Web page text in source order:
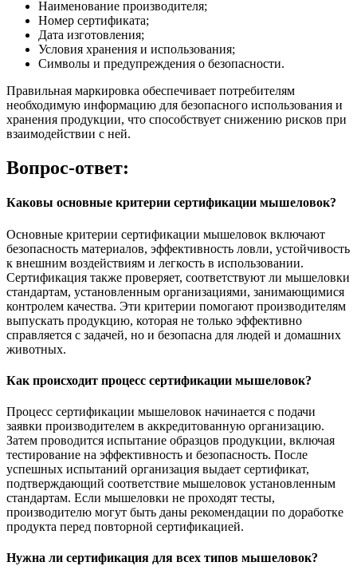
Наименование производителя;
Номер сертификата;
Дата изготовления;
Условия хранения и использования;
Символы и предупреждения о безопасности.
Правильная маркировка обеспечивает потребителям
необходимую информацию для безопасного использования и
хранения продукции, что способствует снижению рисков при
взаимодействии с ней.
Вопрос-ответ:
Каковы основные критерии сертификации мышеловок?
Основные критерии сертификации мышеловок включают
безопасность материалов, эффективность ловли, устойчивость
к внешним воздействиям и легкость в использовании.
Сертификация также проверяет, соответствуют ли мышеловки
стандартам, установленным организациями, занимающимися
контролем качества. Эти критерии помогают производителям
выпускать продукцию, которая не только эффективно
справляется с задачей, но и безопасна для людей и домашних
животных.
Как происходит процесс сертификации мышеловок?
Процесс сертификации мышеловок начинается с подачи
заявки производителем в аккредитованную организацию.
Затем проводится испытание образцов продукции, включая
тестирование на эффективность и безопасность. После
успешных испытаний организация выдает сертификат,
подтверждающий соответствие мышеловок установленным
стандартам. Если мышеловки не проходят тесты,
производителю могут быть даны рекомендации по доработке
продукта перед повторной сертификацией.
Нужна ли сертификация для всех типов мышеловок?